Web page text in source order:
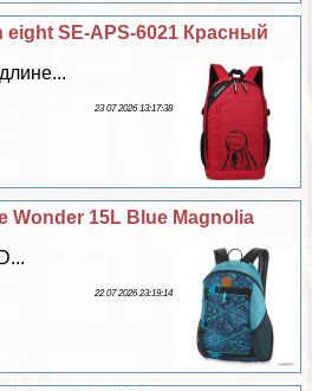
SE-APS-6021 Красный
23 07 2026 13:17:38
Wonder 15L Blue Magnolia
22 07 2026 23:19:14